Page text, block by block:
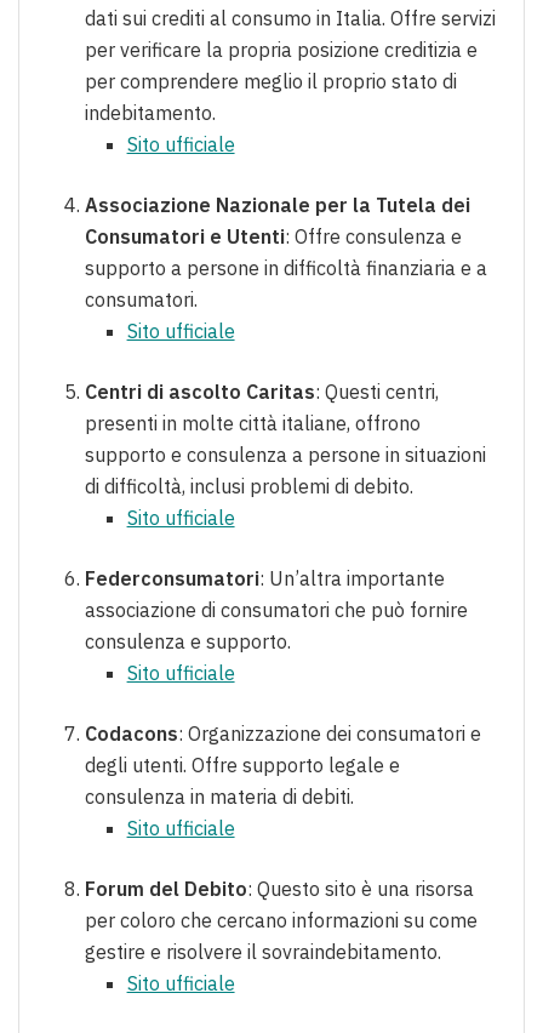
dati sui crediti al consumo in Italia. Offre servizi
per verificare la propria posizione creditizia e
per comprendere meglio il proprio stato di
indebitamento.
Sito ufficiale
Associazione Nazionale per la Tutela dei
Consumatori e Utenti: Offre consulenza e
supporto a persone in difficoltà finanziaria e a
consumatori.
Sito ufficiale
Centri di ascolto Caritas: Questi centri,
presenti in molte città italiane, offrono
supporto e consulenza a persone in situazioni
di difficoltà, inclusi problemi di debito.
Sito ufficiale
Federconsumatori: Un’altra importante
associazione di consumatori che può fornire
consulenza e supporto.
Sito ufficiale
Codacons: Organizzazione dei consumatori e
degli utenti. Offre supporto legale e
consulenza in materia di debiti.
Sito ufficiale
Forum del Debito: Questo sito è una risorsa
per coloro che cercano informazioni su come
gestire e risolvere il sovraindebitamento.
Sito ufficiale